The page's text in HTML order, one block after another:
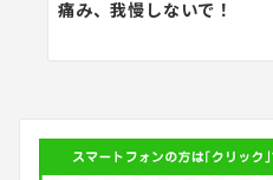
痛み、我慢しないで！